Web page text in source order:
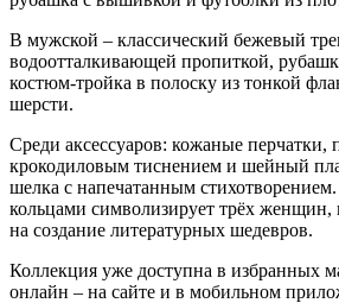
В мужской – классический бежевый
водоотталкивающей пропиткой,
костюм-тройка в полоску из тонкой
шерсти.
Среди аксессуаров: кожаные перчатки,
крокодиловым тиснением и шейный
шелка с напечатанным
кольцами символизирует трёх женщин,
на создание литературных шедевров.
Коллекция уже доступна в избранных
онлайн – на сайте и в мобильном